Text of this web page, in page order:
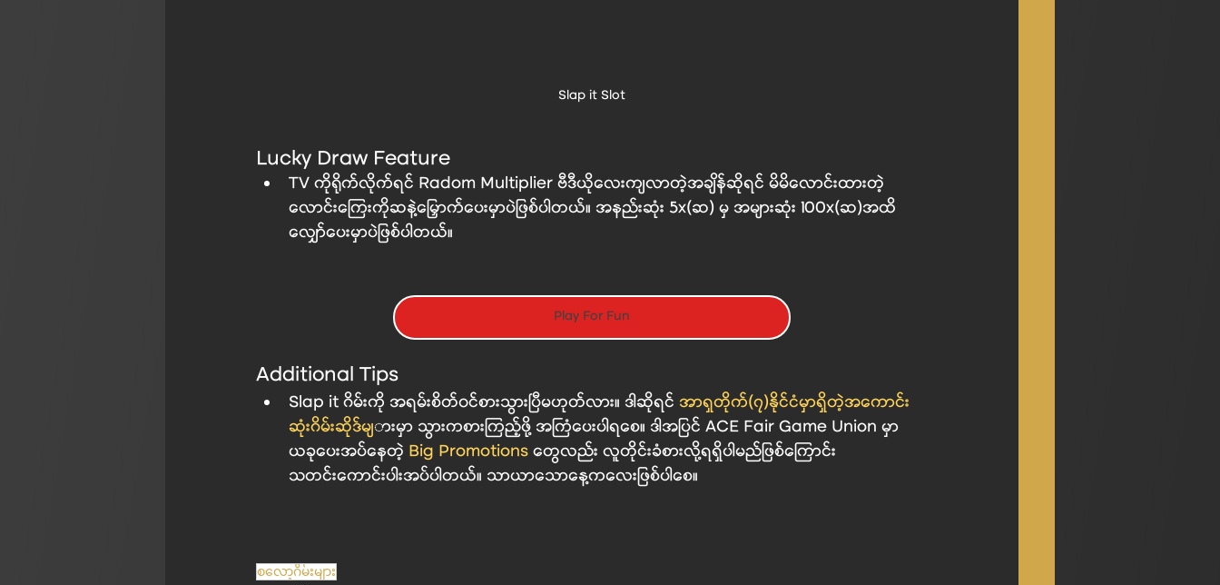
Slap it Slot
Lucky Draw Feature
TV ကိုရိုက်လိုက်ရင် Radom Multiplier ‌ဗီဒီယိုလေးကျလာတဲ့အချိန်ဆိုရင် မိမိလောင်းထားတဲ့
လောင်းကြေးကိုဆနဲ့မြှောက်ပေးမှာပဲဖြစ်ပါတယ်။ အနည်းဆုံး 5x(ဆ) မှ အများဆုံး 100x(ဆ)အထိ
လျှော်ပေးမှာပဲဖြစ်ပါတယ်။
Play For Fun
Additional Tips
Slap it ဂိမ်း‌ကို အရမ်းစိတ်ဝင်စားသွားပြီမဟုတ်လား။ ဒါဆိုရင် အာရှတိုက်(၇)နိုင်ငံမှာရှိတဲ့အကောင်း
ဆုံးဂိမ်းဆိုဒ်များမှာ သွားကစားကြည့်ဖို့ အကြံပေးပါရစေ။ ဒါအပြင် ACE Fair Game Union မှာ
ယခုပေးအပ်နေတဲ့ Big Promotions တွေလည်း လူတိုင်းခံစားလို့ရရှိပါမည်ဖြစ်ကြောင်း
သတင်းကောင်းပါးအပ်ပါတယ်။ သာယာသောနေ့ကလေးဖြစ်ပါစေ။
စလော့ဂိမ်းများ